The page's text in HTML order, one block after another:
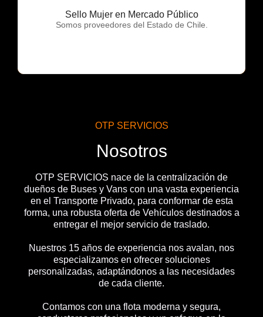
Sello Mujer en Mercado Público
Somos proveedores del Estado de Chile.
OTP Servicios
OTP SERVICIOS
Nosotros
OTP SERVICIOS nace de la centralización de
dueños de Buses y Vans con una vasta experiencia
en el Transporte Privado, para conformar de esta
forma, una robusta oferta de Vehículos destinados a
entregar el mejor servicio de traslado.
Nuestros 15 años de experiencia nos avalan, nos
especializamos en ofrecer soluciones
personalizadas, adaptándonos a las necesidades
de cada cliente.
Contamos con una flota moderna y segura,